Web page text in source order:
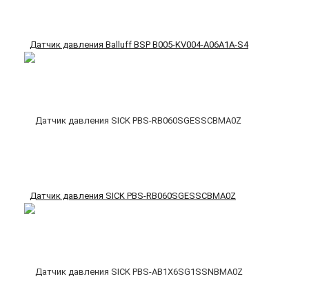
Датчик давления Balluff BSP B005-KV004-A06A1A-S4
Датчик давления SICK PBS-RB060SGESSCBMA0Z